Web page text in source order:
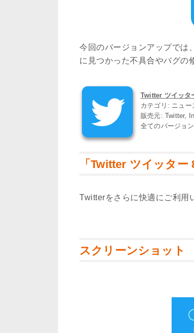
今回のバージョンアップでは
に見つかった不具合やバグの
Twitter ツイッタ
カテゴリ: ニュ
販売元: Twitter,
全てのバージョ
「Twitter ツイッター
Twitterをさらに快適にご利用
スクリーンショット